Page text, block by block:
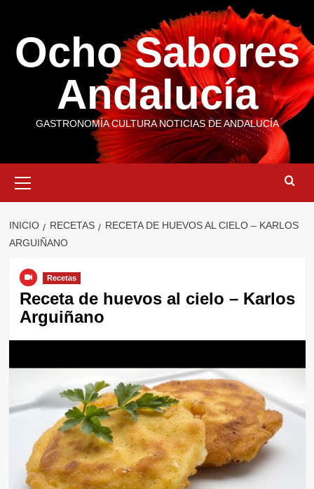
contenido
Ocho Sabores
Andalucía
GASTRONOMÍA CULTURA NOTICIAS DE ANDALUCÍA
primario
INICIO RECETAS
RECETA DE HUEVOS AL CIELO – KARLOS
ARGUIÑANO
Recetas
Receta de huevos al cielo – Karlos
Arguiñano